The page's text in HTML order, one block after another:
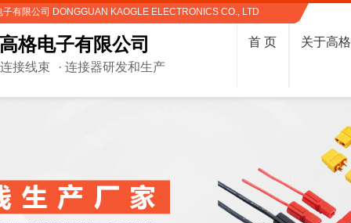
格电子有限公司
接线束 · 连接器研发和生产
子有限公司 DONGGUAN KAOGLE ELECTRONICS CO., LTD
首 页 关于高格